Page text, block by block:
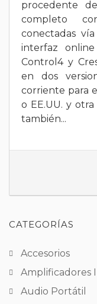
procedente
completo
conectadas
interfaz
Control4 y
en dos
corriente para
o EE.UU. y otra
también...
CATEGORÍAS
Accesorios
Amplificadores
Audio Portátil